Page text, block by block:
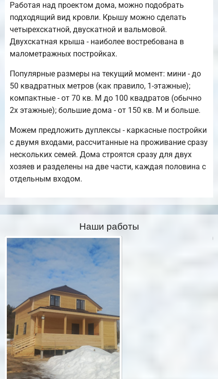
Работая над проектом дома, можно подобрать
подходящий вид кровли. Крышу можно сделать
четырехскатной, двускатной и вальмовой.
Двухскатная крыша - наиболее востребована в
малометражных постройках.
Популярные размеры на текущий момент: мини - до
50 квадратных метров (как правило, 1-этажные);
компактные - от 70 кв. М до 100 квадратов (обычно
2х этажные); большие дома - от 150 кв. М и больше.
Можем предложить дуплексы - каркасные постройки
с двумя входами, рассчитанные на проживание сразу
нескольких семей. Дома строятся сразу для двух
хозяев и разделены на две части, каждая половина с
отдельным входом.
Наши работы